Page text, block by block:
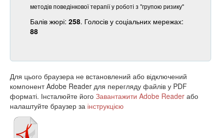
методів поведінкової терапії у роботі з "групою ризику"
Балів жюрі: 258. Голосів у соціальних мережах:
88
Для цього браузера не встановлений або відключений
компонент Adobe Reader для перегляду файлів у PDF
форматі. Інсталюйте його Завантажити Adobe Reader або
налаштуйте браузер за інструкцією